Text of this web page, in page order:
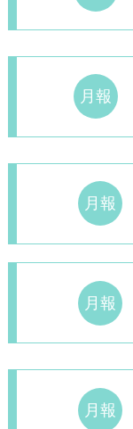
月報
月報
月報
月報